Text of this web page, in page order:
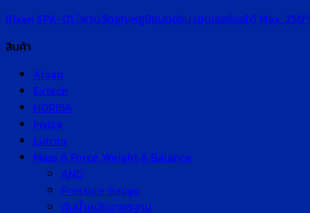
Rixen SPK-01 โพรบวัดอุณหภูมิแบบอ่อน เซนเซอร์งอได้ Max.
สินค้า
Atago
Extech
HORIBA
Insize
Lutron
Mass & Force, Weight & Balance
AND
Pressure Gauge
ตุ้มน้ำหนักมาตรฐาน